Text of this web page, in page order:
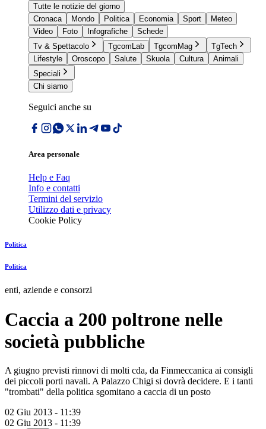
Tutte le notizie del giorno
Cronaca
Mondo Politica Economia Sport
Meteo
Video
Foto Infografiche
Schede
Tv & Spettacolo
TgcomLab TgcomMag
TgTech
Lifestyle
Oroscopo Salute Skuola Cultura
Animali
Speciali
Chi siamo
Seguici anche su
Area personale
Help e Faq
Info e contatti
Termini del servizio
Utilizzo dati e privacy
Cookie Policy
Politica
Politica
enti, aziende e consorzi
Caccia a 200 poltrone nelle
società pubbliche
A giugno previsti rinnovi di molti cda, da Finmeccanica ai consigli
dei piccoli porti navali. A Palazzo Chigi si dovrà decidere. E i tanti
"trombati" della politica sgomitano a caccia di un posto
02 Giu 2013 - 11:39
02 Giu 2013 - 11:39